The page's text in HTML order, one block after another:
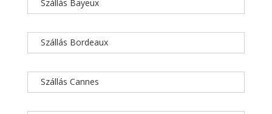
Szállás Bayeux
Szállás Bordeaux
Szállás Cannes